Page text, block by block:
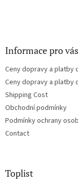
Informace pro vás
Ceny dopravy a platby
Ceny dopravy a platby
Shipping Cost
Obchodní podmínky
Podmínky ochrany
Contact
Toplist